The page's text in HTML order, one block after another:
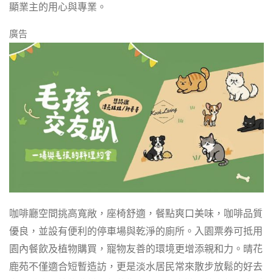
顯業主的用心與專業。
廣告
咖啡廳空間挑高寬敞，座椅舒適，餐點爽口美味，咖啡品質
優良，並設有便利的停車場與乾淨的廁所。入園票券可抵用
園內餐飲及植物購買，寵物友善的環境更增添親和力。晴花
鹿苑不僅適合短暫造訪，更是淡水居民常來散步放鬆的好去